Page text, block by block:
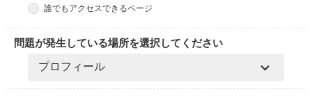
誰でもアクセスできるページ
問題が発生している場所を選択してください